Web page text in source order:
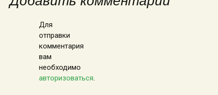
Для
отправки
комментария
вам
необходимо
авторизоваться.